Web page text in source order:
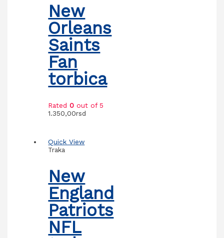
New
Orleans
Saints
Fan
torbica
Rated0 out of 5
1.350,00rsd
Quick View
Traka
New
England
Patriots
NFL